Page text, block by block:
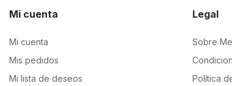
Mi cuenta
Mi cuenta
Mis pedidos
Mi lista de deseos
Legal
Sobre
Política